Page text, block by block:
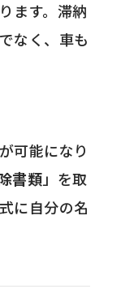
ます。滞納
なく、車も
可能になり
書類 」を取
に自分の名